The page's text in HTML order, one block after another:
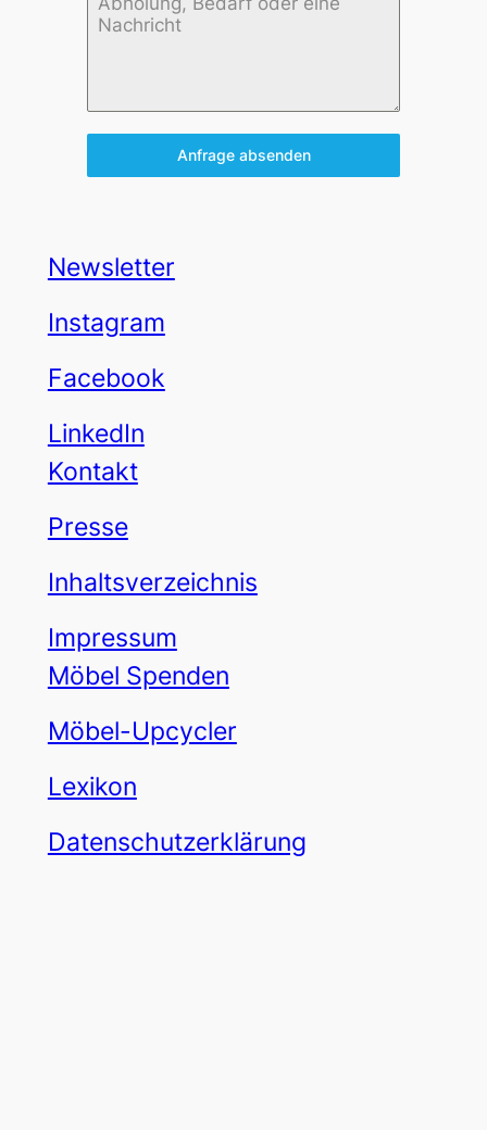
Anfrage absenden
Newsletter
Instagram
Facebook
LinkedIn
Kontakt
Presse
Inhaltsverzeichnis
Impressum
Möbel Spenden
Möbel-Upcycler
Lexikon
Datenschutzerklärung